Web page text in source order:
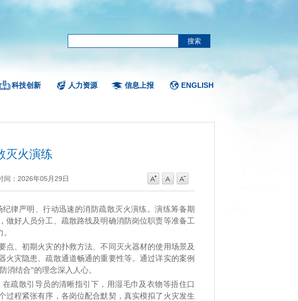
科技创新 人力资源 信息上报 ENGLISH
灭火演练
间：2026年05月29日
严明、行动迅速的消防疏散灭火演练。演练筹备期
好人员分工、疏散路线及明确消防岗位职责等准备工
、初期火灾的扑救方法、不同灭火器材的使用场景及
灾隐患、疏散通道畅通的重要性等。通过详实的案例
消结合”的理念深入人心。
散引导员的清晰指引下，用湿毛巾及衣物等捂住口
程紧张有序，各岗位配合默契，真实模拟了火灾发生